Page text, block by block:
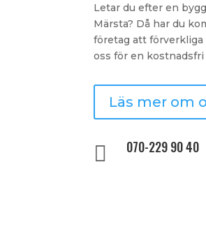
Letar du efter en
Märsta? Då har du
företag att förverkliga
oss för en kostnadsfri
Läs mer om
 070-229 90 40